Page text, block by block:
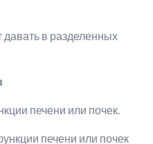
давать в разделенных
печени или почек.
печени или почек